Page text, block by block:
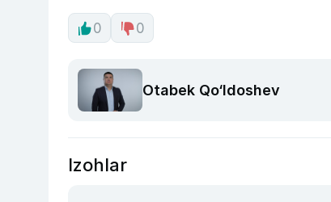
0 0
Otabek Qo‘ldoshev
Izohlar